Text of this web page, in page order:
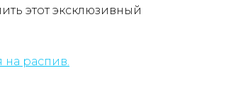
этот эксклюзивный